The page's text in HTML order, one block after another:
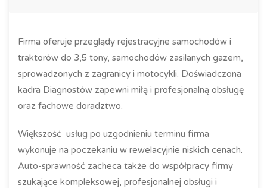
Firma oferuje przeglądy rejestracyjne samochodów i
traktorów do 3,5 tony, samochodów zasilanych gazem,
sprowadzonych z zagranicy i motocykli. Doświadczona
kadra Diagnostów zapewni miłą i profesjonalną obsługę
oraz fachowe doradztwo.
Większość usług po uzgodnieniu terminu firma
wykonuje na poczekaniu w rewelacyjnie niskich cenach.
Auto-sprawność zacheca także do współpracy firmy
szukające kompleksowej, profesjonalnej obsługi i